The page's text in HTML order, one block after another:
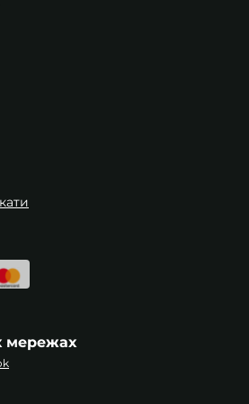
підходить для
автопідйомник
а низькопрофільний
з низьким кліренсом.
вимагає дотримання
інших видів ремонту
з категорією
обладнання
мережах